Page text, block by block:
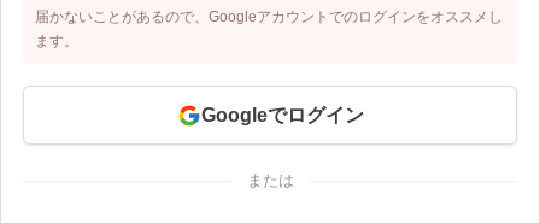
届かないことがあるので、Googleアカウントでのログインをオススメし
ます。
Googleでログイン
または